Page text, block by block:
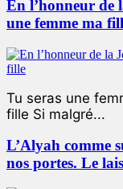
En l’honneur de
une femme ma
Tu seras une
fille Si malgré...
L’Alyah comme
nos portes. Le